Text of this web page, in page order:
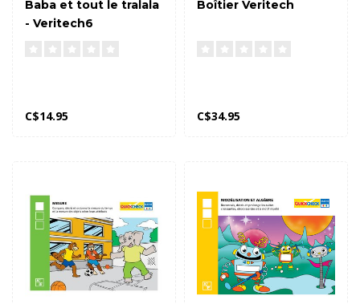
Baba et tout le tralala
- Veritech6
C$14.95
Boîtier Veritech
C$34.95